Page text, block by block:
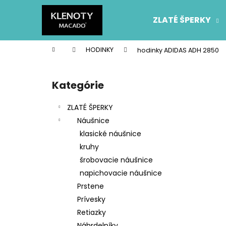
ZLATÉ ŠPERKY
Domov HODINKY hodinky ADIDAS ADH 2850
Preskočiť
kategórie
Kategórie
ZLATÉ ŠPERKY
Náušnice
klasické náušnice
kruhy
šrobovacie náušnice
napichovacie náušnice
Prstene
Prívesky
Retiazky
í
do
do